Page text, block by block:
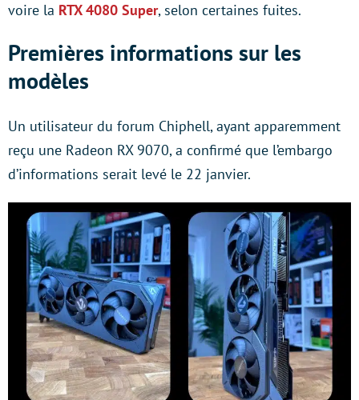
voire la RTX 4080 Super, selon certaines fuites.
Premières informations sur les
modèles
Un utilisateur du forum Chiphell, ayant apparemment
reçu une Radeon RX 9070, a confirmé que l’embargo
d’informations serait levé le 22 janvier.